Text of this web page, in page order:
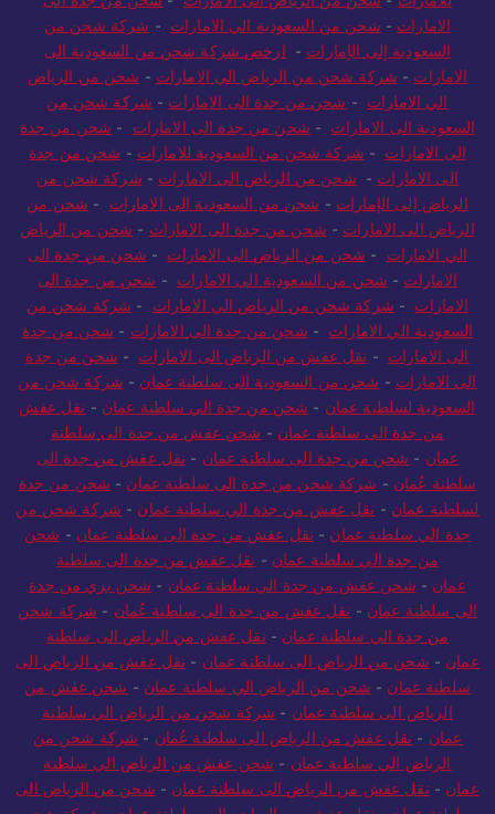
الامارات - شحن من السعودية الي الامارات - شركة شحن من
السعودية إلى الإمارات - ارخص شركة شحن من السعودية الى
الامارات - شركة شحن من الرياض الي الامارات - شحن من الرياض
الي الامارات - شحن من جدة الى الامارات - شركة شحن من
السعودية الى الامارات - شحن من جدة الى الامارات - شحن من جدة
الى الامارات - شركة شحن من السعودية للامارات - شحن من جدة
الى الامارات - شحن من الرياض الى الامارات - شركة شحن من
الرياض إلى الإمارات - شحن من السعودية الى الامارات - شحن من
الرياض الى الامارات - شحن من جدة الى الامارات - شحن من الرياض
الي الامارات - شحن من الرياض الى الامارات - شحن من جدة الى
الامارات - شحن من السعودية الى الامارات - شحن من جدة الى
الامارات - شركة شحن من الرياض الي الامارات - شركة شحن من
السعودية الي الامارات - شحن من جدة الى الامارات - شحن من جدة
الى الامارات - نقل عفش من الرياض الى الامارات - شحن من جدة
الى الامارات - شحن من السعودية الى سلطنة عمان - شركة شحن من
السعودية لسلطنة عمان - شحن من جدة الي سلطنة عمان - نقل عفش
من جدة الى سلطنة عمان - شحن عفش من جدة الى سلطنة
عمان - شحن من جدة الى سلطنة عمان - نقل عفش من جدة الى
سلطنة عُمان - شركة شحن من جدة الى سلطنة عمان - شحن من جدة
لسلطنة عمان - نقل عفش من جدة الي سلطنة عمان - شركة شحن من
جدة الي سلطنة عمان - نقل عفش من جدة الى سلطنة عمان - شحن
من جدة الي سلطنة عمان - نقل عفش من جدة الى سلطنة
عمان - شحن عفش من جدة الي سلطنة عمان - شحن بري من جدة
الى سلطنة عمان - نقل عفش من جدة الى سلطنة عُمان - شركة شحن
من جدة الي سلطنة عمان - نقل عفش من الرياض الى سلطنة
عمان - شحن من الرياض الى سلطنة عمان - نقل عفش من الرياض الى
سلطنة عمان - شحن من الرياض الي سلطنة عمان - شحن عفش من
الرياض الى سلطنة عمان - شركة شحن من الرياض الي سلطنة
عمان - نقل عفش من الرياض الى سلطنة عُمان - شركة شحن من
الرياض الي سلطنة عمان - شحن عفش من الرياض الي سلطنة
عمان - نقل عفش من الرياض الى سلطنة عمان - شحن من الرياض الى